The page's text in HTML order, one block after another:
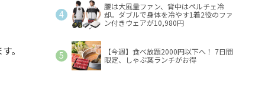
。
腰は大風量ファン、背中はペルチェ冷
却。ダブルで身体を冷やす1着2役のファ
ン付きウェアが10,980円
【今週】食べ放題2000円以下へ！ 7日間
限定、しゃぶ葉ランチがお得